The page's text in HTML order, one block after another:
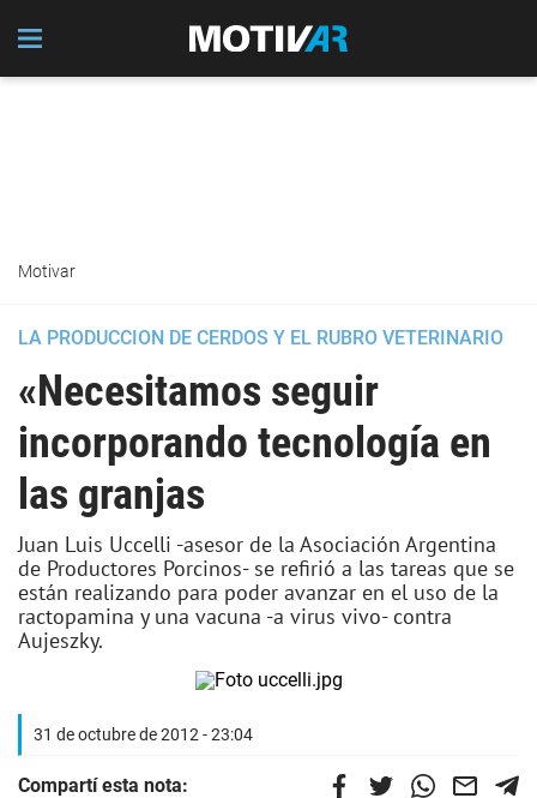
Motivar
LA PRODUCCION DE CERDOS Y EL RUBRO VETERINARIO
«Necesitamos seguir
incorporando tecnología en
las granjas
Juan Luis Uccelli -asesor de la Asociación Argentina
de Productores Porcinos- se refirió a las tareas que se
están realizando para poder avanzar en el uso de la
ractopamina y una vacuna -a virus vivo- contra
Aujeszky.
31 de octubre de 2012 - 23:04
Compartí esta nota: